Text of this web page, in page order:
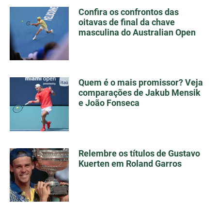
Confira os confrontos das
oitavas de final da chave
masculina do Australian Open
Quem é o mais promissor? Veja
comparações de Jakub Mensik
e João Fonseca
Relembre os títulos de Gustavo
Kuerten em Roland Garros